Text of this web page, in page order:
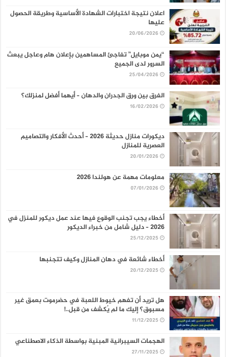
اعلان نتيجة اختبارات الشهادة الأساسية وطريقة الحصول
عليها
20/06/2026
“يمن موبايل” تفاجئ المساهمين بإعلان هام وعاجل يبعث
السرور لدى الجميع
25/04/2026
الفرق بين ورق الجدران والدهان – أيهما أفضل لمنزلك؟
16/02/2026
ديكورات منازل حديثة 2026 – أحدث الأفكار والتصاميم
العصرية للمنازل
20/01/2026
معلومات مهمة عن هولندا 2026
07/01/2026
أخطاء يجب تجنب الوقوع فيها عند عمل ديكور للمنزل في
2026 – دليل شامل من خبراء الديكور
25/12/2025
أخطاء شائعة في دهان المنازل وكيف تتجنبها
20/12/2025
هل تريد أن تفهم خيوط اللعبة في حضرموت بعمق غير
مسبوق؟ إليك ما لم يُكشف من قبل..!
11/12/2025
الهجمات السيبرانية المبنية بواسطة الذكاء الاصطناعي
27/11/2025